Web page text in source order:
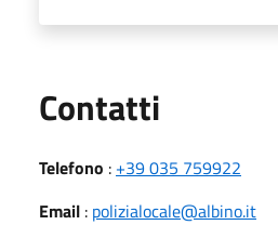
Contatti
Telefono : +39 035 759922
Email : polizialocale@albino.it